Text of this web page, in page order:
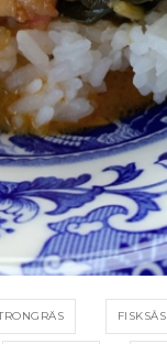
FISKSÅS